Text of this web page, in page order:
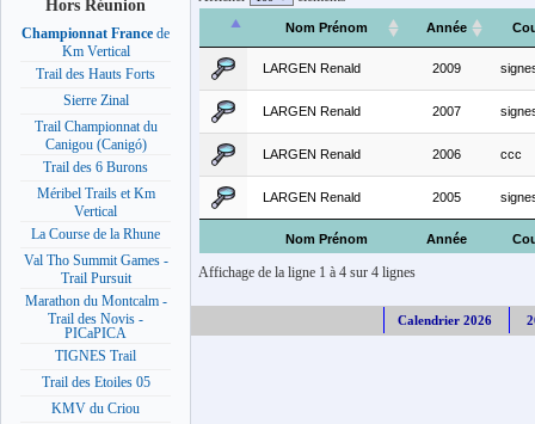
Hors Réunion
Championnat France de
Km Vertical
Trail des Hauts Forts
Sierre Zinal
Trail Championnat du
Canigou (Canigó)
Trail des 6 Burons
Méribel Trails et Km
Vertical
La Course de la Rhune
Val Tho Summit Games -
Trail Pursuit
Marathon du Montcalm -
Trail des Novis -
PICaPICA
TIGNES Trail
Trail des Etoiles 05
KMV du Criou
Nom Prénom Année
Nom Prénom Année
LARGEN Renald 2009
LARGEN Renald 2007
LARGEN Renald 2006 ccc
LARGEN Renald 2005
Affichage de la ligne 1 à 4 sur 4 lignes
Calendrier 2026